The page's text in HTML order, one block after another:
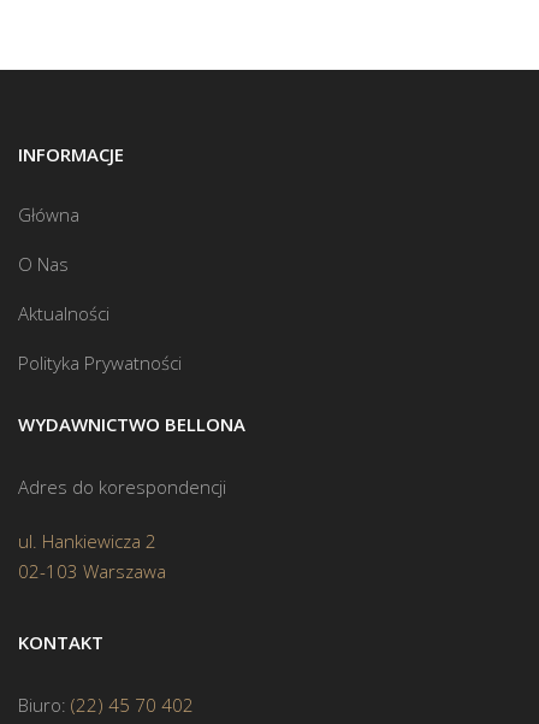
INFORMACJE
Główna
O Nas
Aktualności
Polityka Prywatności
WYDAWNICTWO BELLONA
Adres do korespondencji
ul. Hankiewicza 2
02-103 Warszawa
KONTAKT
Biuro: (22) 45 70 402